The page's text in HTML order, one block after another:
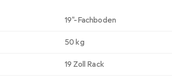
19"-Fachboden
50 kg
19 Zoll Rack